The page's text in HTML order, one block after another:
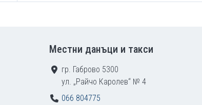
Местни данъци и такси
гр. Габрово 5300
ул. „Райчо Каролев“ № 4
066 804775